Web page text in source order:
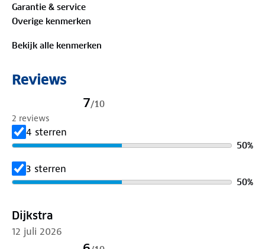
Materiaal
Buitenstof 55% linnen, 45%
onze winkels. Wij geven er een nieuwe bestemming
Garantie & service
Overige kenmerken
Bekijk alle kenmerken
Reviews
7/10
2 reviews
4 sterren
50%
3 sterren
50%
Dijkstra
12 juli 2026